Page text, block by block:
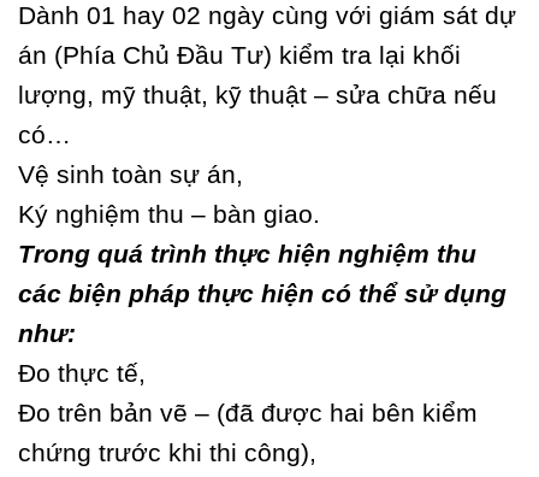
Dành 01 hay 02 ngày cùng với giám sát dự
án (Phía Chủ Đầu Tư) kiểm tra lại khối
lượng, mỹ thuật, kỹ thuật – sửa chữa nếu
có…
Vệ sinh toàn sự án,
Ký nghiệm thu – bàn giao.
Trong quá trình thực hiện nghiệm thu
các biện pháp thực hiện có thể sử dụng
như:
Đo thực tế,
Đo trên bản vẽ – (đã được hai bên kiểm
chứng trước khi thi công),